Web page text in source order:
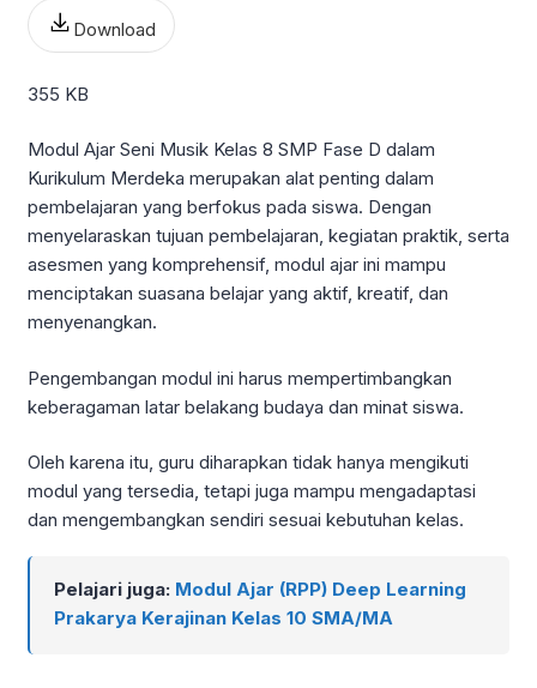
Download
355 KB
Modul Ajar Seni Musik Kelas 8 SMP Fase D dalam
Kurikulum Merdeka merupakan alat penting dalam
pembelajaran yang berfokus pada siswa. Dengan
menyelaraskan tujuan pembelajaran, kegiatan praktik, serta
asesmen yang komprehensif, modul ajar ini mampu
menciptakan suasana belajar yang aktif, kreatif, dan
menyenangkan.
Pengembangan modul ini harus mempertimbangkan
keberagaman latar belakang budaya dan minat siswa.
Oleh karena itu, guru diharapkan tidak hanya mengikuti
modul yang tersedia, tetapi juga mampu mengadaptasi
dan mengembangkan sendiri sesuai kebutuhan kelas.
Pelajari juga: Modul Ajar (RPP) Deep Learning
Prakarya Kerajinan Kelas 10 SMA/MA